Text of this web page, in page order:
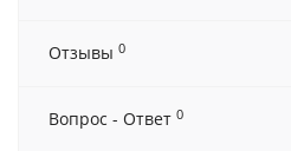
Отзывы 0
Вопрос - Ответ 0